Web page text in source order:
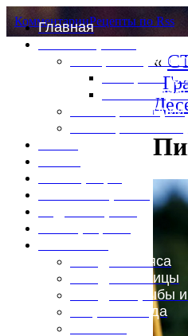
Главная
Специи и
Специи и
Каталог
Таблица калорий
Блюда из мяса
Блюда из птицы
Блюда из рыбы
Вторые блюда
КомментарииРецепты по Rss
«